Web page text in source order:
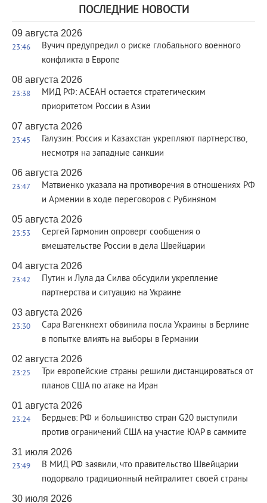
ПОСЛЕДНИЕ НОВОСТИ
09 августа 2026
23:46
Вучич предупредил о риске глобального военного
конфликта в Европе
08 августа 2026
23:38
МИД РФ: АСЕАН остается стратегическим
приоритетом России в Азии
07 августа 2026
23:45
Галузин: Россия и Казахстан укрепляют партнерство,
несмотря на западные санкции
06 августа 2026
23:47
Матвиенко указала на противоречия в отношениях РФ
и Армении в ходе переговоров с Рубиняном
05 августа 2026
23:53
Сергей Гармонин опроверг сообщения о
вмешательстве России в дела Швейцарии
04 августа 2026
23:42
Путин и Лула да Силва обсудили укрепление
партнерства и ситуацию на Украине
03 августа 2026
23:30
Сара Вагенкнехт обвинила посла Украины в Берлине
в попытке влиять на выборы в Германии
02 августа 2026
23:25
Три европейские страны решили дистанцироваться от
планов США по атаке на Иран
01 августа 2026
23:24
Бердыев: РФ и большинство стран G20 выступили
против ограничений США на участие ЮАР в саммите
31 июля 2026
23:49
В МИД РФ заявили, что правительство Швейцарии
подорвало традиционный нейтралитет своей страны
30 июля 2026